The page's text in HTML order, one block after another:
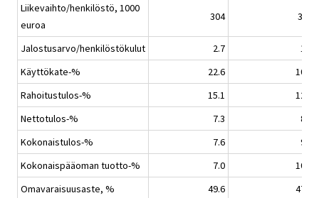
Liikevaihto/henkilöstö, 1000
euroa
304 365
Jalostusarvo/henkilöstökulut 2.7
1.9
Käyttökate-%
22.6
10.9
Rahoitustulos-%
15.1
12.0
Nettotulos-%
7.3
8.9
Kokonaistulos-%
7.6
9.1
Kokonaispääoman tuotto-%
7.0
10.9
Omavaraisuusaste, %
49.6
47.4